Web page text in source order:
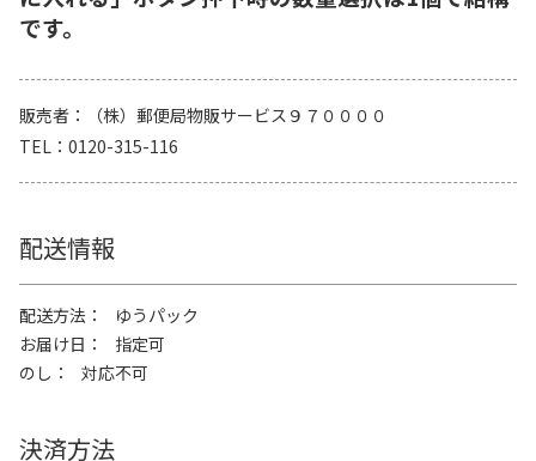
です。
販売者
（株）郵便局物販サービス９７００００
TEL
0120-315-116
配送情報
配送方法
ゆうパック
お届け日
指定可
のし
対応不可
決済方法